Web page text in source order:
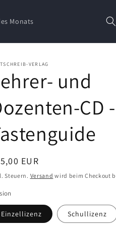
Monats
VERLAG
und
CD -
EUR
Steuern. Versand wird beim Checkout
Einzellizenz Schullizenz